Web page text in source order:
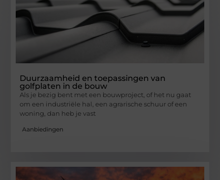
Duurzaamheid en toepassingen van
golfplaten in de bouw
Als je bezig bent met een bouwproject, of het nu gaat
om een industriële hal, een agrarische schuur of een
woning, dan heb je vast
Aanbiedingen